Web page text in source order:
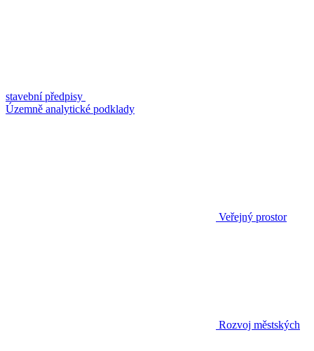
stavební předpisy
Územně analytické podklady
Veřejný prostor
Rozvoj městských